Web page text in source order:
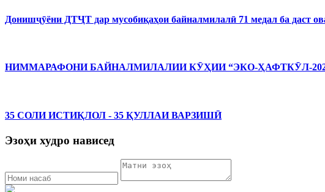
Донишҷӯёни ДТҶТ дар мусобиқаҳои байналмилалӣ 71 медал ба даст
НИММАРАФОНИ БАЙНАЛМИЛАЛИИ КӮҲИИ “ЭКО-ҲАФТКӮЛ-
35 СОЛИ ИСТИҚЛОЛ - 35 ҚУЛЛАИ ВАРЗИШӢ
Эзоҳи худро нависед